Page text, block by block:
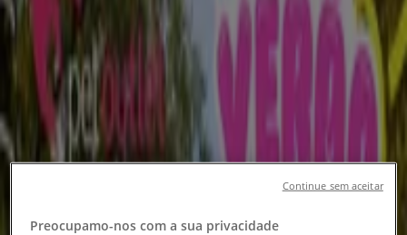
Pronto Wash Porto - Revistas,
Catálogos e Promoções
Siga para obter ofertas
Preocupamo-nos com a sua privacidade
Continue sem aceitar